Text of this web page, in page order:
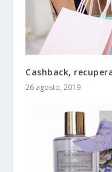
Cashback,
26 agosto, 2019